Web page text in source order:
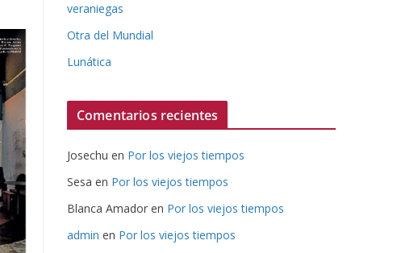
veraniegas
Otra del Mundial
Lunática
Comentarios recientes
Josechu en Por los viejos tiempos
Sesa en Por los viejos tiempos
Blanca Amador en Por los viejos tiempos
admin en Por los viejos tiempos